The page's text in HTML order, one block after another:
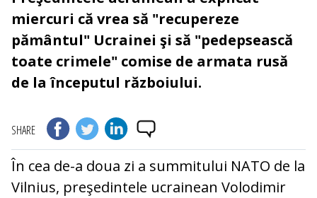
miercuri că vrea să "recupereze
pământul" Ucrainei şi să "pedepsească
toate crimele" comise de armata rusă
de la începutul războiului.
SHARE
În cea de-a doua zi a summitului NATO de la
Vilnius, preşedintele ucrainean Volodimir